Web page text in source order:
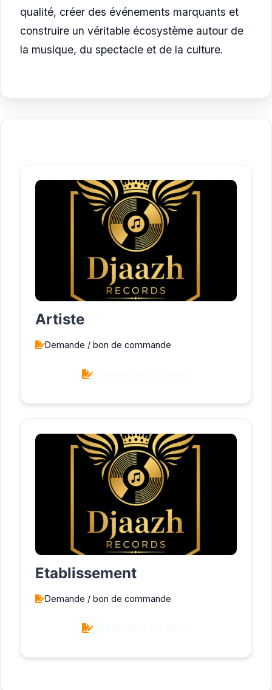
qualité, créer des événements marquants et
construire un véritable écosystème autour de
la musique, du spectacle et de la culture.
Artiste
Demande / bon de commande
Etablissement
Demande / bon de commande